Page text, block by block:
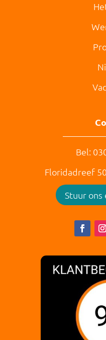
Bel:
Floridadreef
Stuur ons